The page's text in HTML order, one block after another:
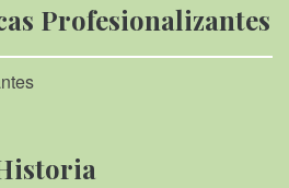
Profesionalizantes